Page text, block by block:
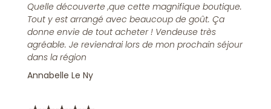
Quelle découverte ,que cette magnifique boutique.
Tout y est arrangé avec beaucoup de goût. Ça
donne envie de tout acheter ! Vendeuse très
agréable. Je reviendrai lors de mon prochain séjour
dans la région
Annabelle Le Ny